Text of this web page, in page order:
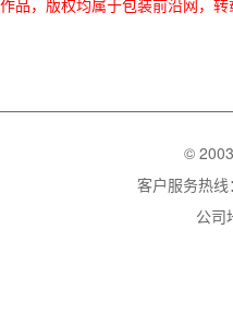
品，版权均属于包装前沿网，
©
客户服务热
公司